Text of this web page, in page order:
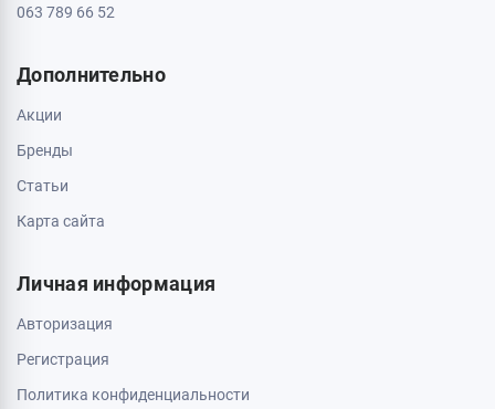
063 789 66 52
Дополнительно
Акции
Бренды
Статьи
Карта сайта
Личная информация
Авторизация
Регистрация
Политика конфиденциальности